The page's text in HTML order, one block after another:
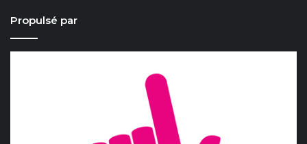
Propulsé par